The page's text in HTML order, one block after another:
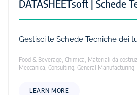
DATASHEETsoft | Schede
Gestisci le Schede Tecniche dei
Food & Beverage, Chimica, Materiali da
Meccanica, Consulting, General Manufacturing
LEARN MORE